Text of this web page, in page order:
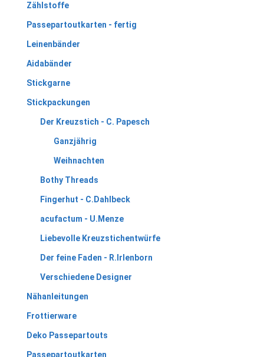
Zählstoffe
Passepartoutkarten - fertig
Leinenbänder
Aidabänder
Stickgarne
Stickpackungen
Der Kreuzstich - C. Papesch
Ganzjährig
Weihnachten
Bothy Threads
Fingerhut - C.Dahlbeck
acufactum - U.Menze
Liebevolle Kreuzstichentwürfe
Der feine Faden - R.Irlenborn
Verschiedene Designer
Nähanleitungen
Frottierware
Deko Passepartouts
Passepartoutkarten